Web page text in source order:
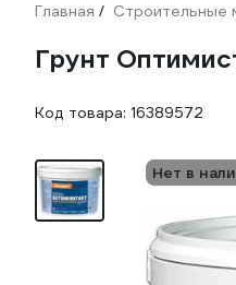
Главная / Строительные
Грунт
Код товара: 16389572
Нет в